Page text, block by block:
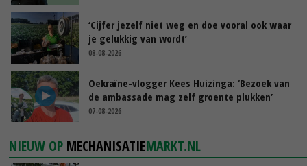
‘Cijfer jezelf niet weg en doe vooral ook waar
je gelukkig van wordt’
08-08-2026
Oekraïne-vlogger Kees Huizinga: ‘Bezoek van
de ambassade mag zelf groente plukken’
07-08-2026
NIEUW OP MECHANISATIEMARKT.NL